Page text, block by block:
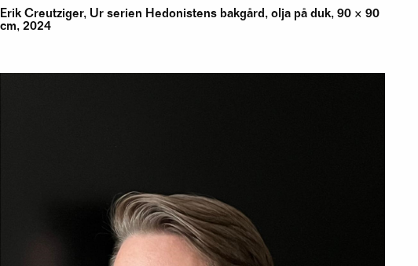
Erik Creutziger, Ur serien Hedonistens bakgård, olja på duk, 90 × 90
cm, 2024